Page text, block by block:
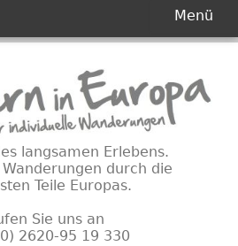
langsamen Erlebens.
Wanderungen durch die
Teile Europas.
Sie uns an
2620-95 19 330
Menü